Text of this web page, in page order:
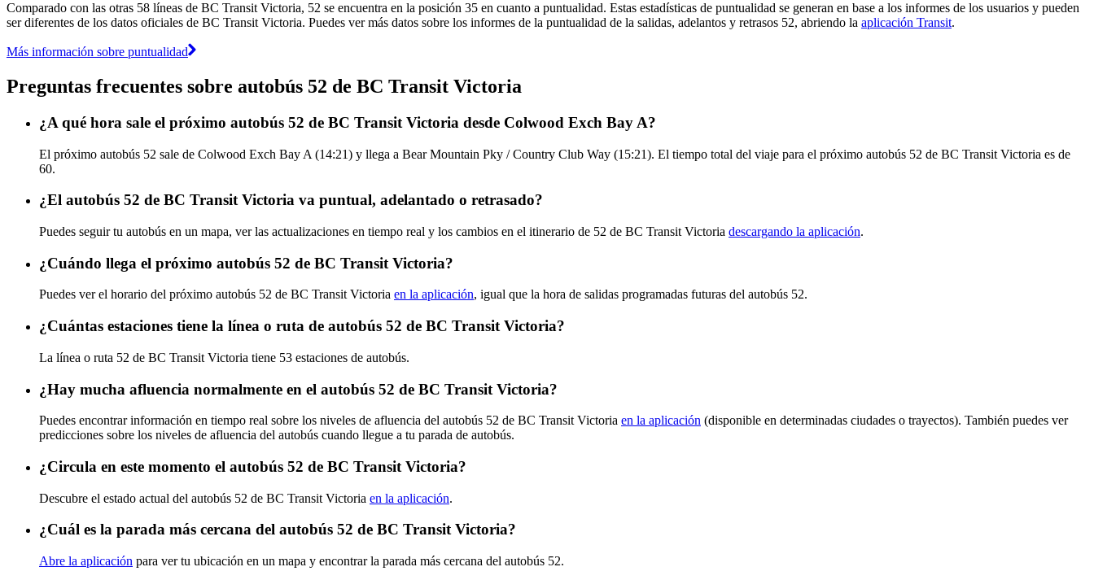
Comparado con las otras 58 líneas de BC Transit Victoria, 52 se encuentra en la posición 35 en cuanto a puntualidad. Estas estadísticas de puntualidad se generan en base a los informes de los usuarios y pueden
ser diferentes de los datos oficiales de BC Transit Victoria. Puedes ver más datos sobre los informes de la puntualidad de la salidas, adelantos y retrasos 52, abriendo la aplicación Transit.
Más información sobre puntualidad
Preguntas frecuentes sobre autobús 52 de BC Transit Victoria
¿A qué hora sale el próximo autobús 52 de BC Transit Victoria desde Colwood Exch Bay A?
El próximo autobús 52 sale de Colwood Exch Bay A (14:21) y llega a Bear Mountain Pky / Country Club Way (15:21). El tiempo total del viaje para el próximo autobús 52 de BC Transit Victoria es de
60.
¿El autobús 52 de BC Transit Victoria va puntual, adelantado o retrasado?
Puedes seguir tu autobús en un mapa, ver las actualizaciones en tiempo real y los cambios en el itinerario de 52 de BC Transit Victoria descargando la aplicación.
¿Cuándo llega el próximo autobús 52 de BC Transit Victoria?
Puedes ver el horario del próximo autobús 52 de BC Transit Victoria en la aplicación, igual que la hora de salidas programadas futuras del autobús 52.
¿Cuántas estaciones tiene la línea o ruta de autobús 52 de BC Transit Victoria?
La línea o ruta 52 de BC Transit Victoria tiene 53 estaciones de autobús.
¿Hay mucha afluencia normalmente en el autobús 52 de BC Transit Victoria?
Puedes encontrar información en tiempo real sobre los niveles de afluencia del autobús 52 de BC Transit Victoria en la aplicación (disponible en determinadas ciudades o trayectos). También puedes ver
predicciones sobre los niveles de afluencia del autobús cuando llegue a tu parada de autobús.
¿Circula en este momento el autobús 52 de BC Transit Victoria?
Descubre el estado actual del autobús 52 de BC Transit Victoria en la aplicación.
¿Cuál es la parada más cercana del autobús 52 de BC Transit Victoria?
Abre la aplicación para ver tu ubicación en un mapa y encontrar la parada más cercana del autobús 52.